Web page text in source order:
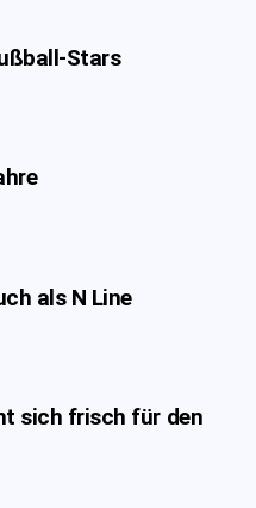
Stars
als N Line
sich frisch für den